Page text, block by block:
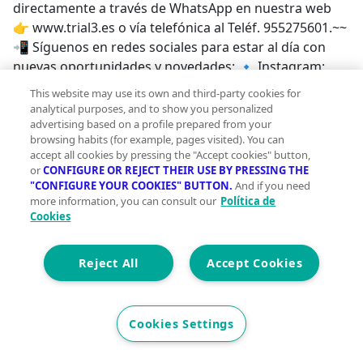
directamente a través de WhatsApp en nuestra web
👉 www.trial3.es o vía telefónica al Teléf. 955275601.~~
📲 Síguenos en redes sociales para estar al día con
nuevas oportunidades y novedades: 🔹 Instagram:
inmobiliariatrial3 🔹 Facebook: inmobiliariatrial3🔹
Twitter: inmobiliariatrial3🔹 Telegram:
oportunidadestrial3~;
This website may use its own and third-party cookies for
analytical purposes, and to show you personalized
advertising based on a profile prepared from your
browsing habits (for example, pages visited). You can
accept all cookies by pressing the "Accept cookies" button,
orCONFIGURE OR REJECT THEIR USE BY PRESSING THE
"CONFIGURE YOUR COOKIES" BUTTON. And if you need
more information, you can consult our Política de
Cookies
Accept Cookies
Reject All
Cookies Settings